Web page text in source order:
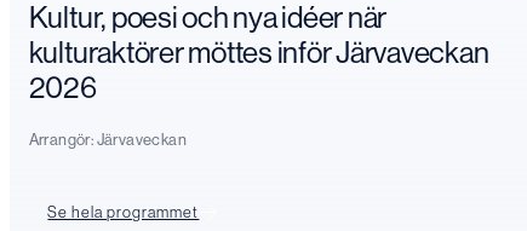
Kultur, poesi och nya idéer när
kulturaktörer möttes inför Järvaveckan
2026
Arrangör: Järvaveckan
Se hela programmet